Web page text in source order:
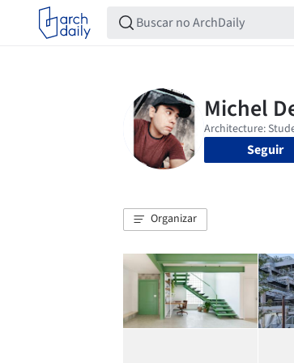
Seguir
Organizar